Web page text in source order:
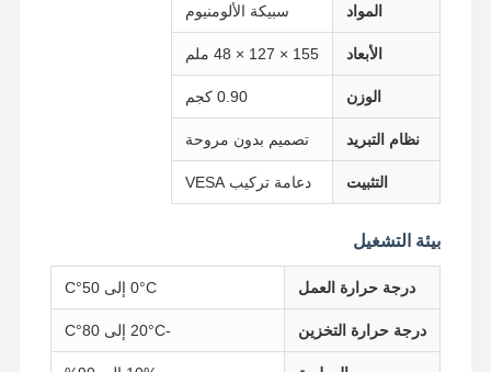
جدار الحماية الحاسوب المصغر
كمبيوتر صناعي صغير
جهاز كمبيوتر صغير الحجم POE
جهاز كمبيوتر NAS Mini
سيلرون ميني بي سي
جهاز كمبيوتر صغير
كمبيوتر مكتبي صغير
المواد سبيكة الألومنيوم
الأبعاد 155 × 127 × 48 ملم
الوزن 0.90 كجم
نظام التبريد تصميم بدون مروحة
التثبيت دعامة تركيب VESA
بيئة التشغيل
درجة حرارة العمل 0°C إلى 50°C
درجة حرارة التخزين -20°C إلى 80°C